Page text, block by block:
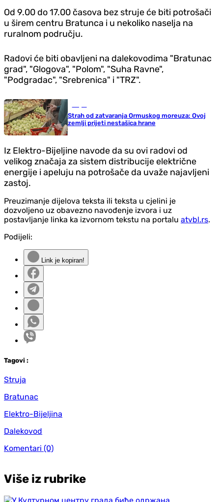
Od 9.00 do 17.00 časova bez struje će biti potrošači
u širem centru Bratunca i u nekoliko naselja na
ruralnom području.
Radovi će biti obavljeni na dalekovodima "Bratunac
grad", "Glogova", "Polom", "Suha Ravne",
"Podgradac", "Srebrenica" i "TRZ".
Strah od zatvaranja Ormuskog moreuza: Ovoj
zemlji prijeti nestašica hrane
Iz Elektro-Bijeljine navode da su ovi radovi od
velikog značaja za sistem distribucije električne
energije i apeluju na potrošače da uvaže najavljeni
zastoj.
Preuzimanje dijelova teksta ili teksta u cjelini je
dozvoljeno uz obavezno navođenje izvora i uz
postavljanje linka ka izvornom tekstu na portalu atvbl.rs.
Podijeli:
Link je kopiran!
Tagovi :
Struja
Bratunac
Elektro-Bijeljina
Dalekovod
Komentari (0)
Više iz rubrike